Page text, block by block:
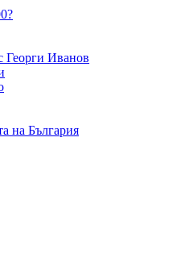
Георги Иванов
на България